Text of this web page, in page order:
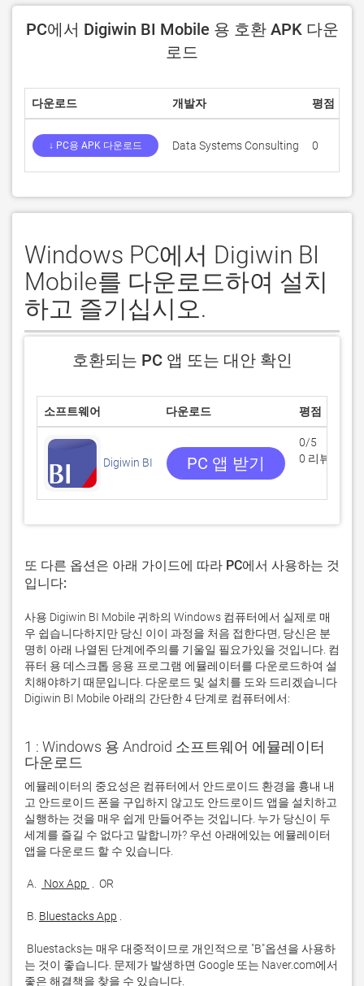
PC에서 Digiwin BI Mobile 용 호환 APK 다운
로드
다운로드 개발자 평점
↓ PC용 APK 다운로드 Data Systems Consulting 0
Windows PC에서 Digiwin BI
Mobile를 다운로드하여 설치
하고 즐기십시오.
호환되는 PC 앱 또는 대안 확인
소프트웨어 다운로드 평점
Digiwin BI PC 앱 받기
0/5
0 리뷰
또 다른 옵션은 아래 가이드에 따라 PC에서 사용하는 것
입니다:
사용 Digiwin BI Mobile 귀하의 Windows 컴퓨터에서 실제로 매
우 쉽습니다하지만 당신 이이 과정을 처음 접한다면, 당신은 분
명히 아래 나열된 단계에주의를 기울일 필요가있을 것입니다. 컴
퓨터 용 데스크톱 응용 프로그램 에뮬레이터를 다운로드하여 설
치해야하기 때문입니다. 다운로드 및 설치를 도와 드리겠습니다
Digiwin BI Mobile 아래의 간단한 4 단계로 컴퓨터에서:
1 : Windows 용 Android 소프트웨어 에뮬레이터
다운로드
에뮬레이터의 중요성은 컴퓨터에서 안드로이드 환경을 흉내 내
고 안드로이드 폰을 구입하지 않고도 안드로이드 앱을 설치하고
실행하는 것을 매우 쉽게 만들어주는 것입니다. 누가 당신이 두
세계를 즐길 수 없다고 말합니까? 우선 아래에있는 에뮬레이터
A. Nox App
B. Bluestacks App
는 것이 좋습니다. 문제가 발생하면 Google 또는 Naver.com에서
좋은 해결책을 찾을 수 있습니다.